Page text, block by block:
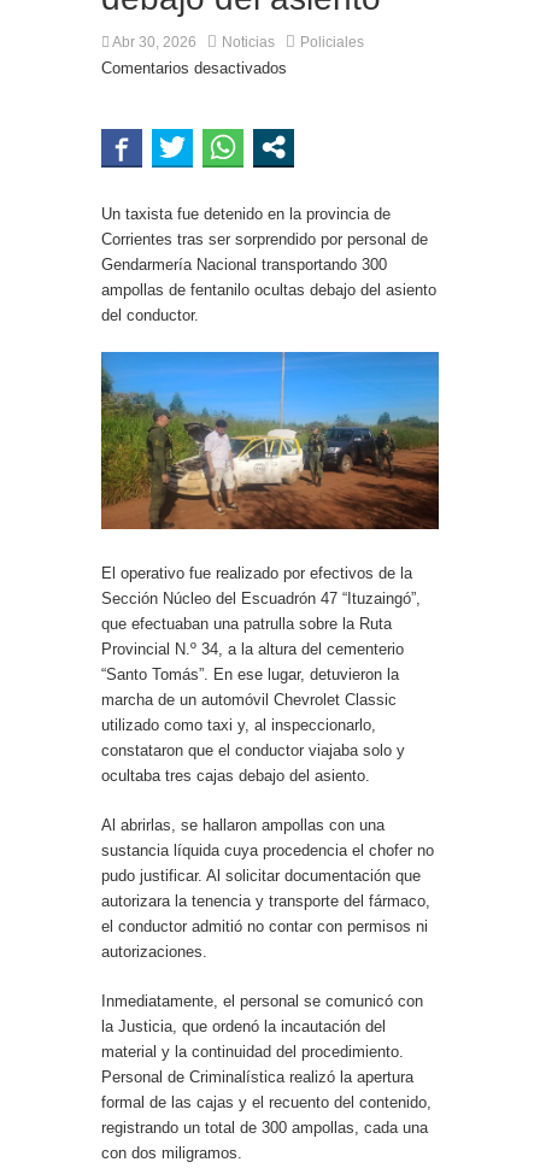
Abr 30, 2026 Noticias Policiales
Comentarios desactivados
Un taxista fue detenido en la provincia de
Corrientes tras ser sorprendido por personal de
Gendarmería Nacional transportando 300
ampollas de fentanilo ocultas debajo del asiento
del conductor.
El operativo fue realizado por efectivos de la
Sección Núcleo del Escuadrón 47 “Ituzaingó”,
que efectuaban una patrulla sobre la Ruta
Provincial N.º 34, a la altura del cementerio
“Santo Tomás”. En ese lugar, detuvieron la
marcha de un automóvil Chevrolet Classic
utilizado como taxi y, al inspeccionarlo,
constataron que el conductor viajaba solo y
ocultaba tres cajas debajo del asiento.
Al abrirlas, se hallaron ampollas con una
sustancia líquida cuya procedencia el chofer no
pudo justificar. Al solicitar documentación que
autorizara la tenencia y transporte del fármaco,
el conductor admitió no contar con permisos ni
autorizaciones.
Inmediatamente, el personal se comunicó con
la Justicia, que ordenó la incautación del
material y la continuidad del procedimiento.
Personal de Criminalística realizó la apertura
formal de las cajas y el recuento del contenido,
registrando un total de 300 ampollas, cada una
con dos miligramos.